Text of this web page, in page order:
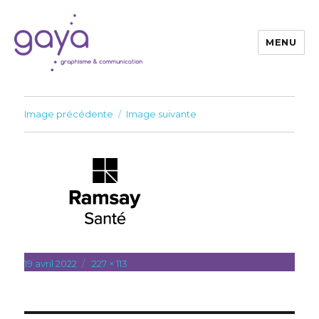
MENU
Image précédente Image suivante
Publié
19 avril 2022
Taille
227 × 113